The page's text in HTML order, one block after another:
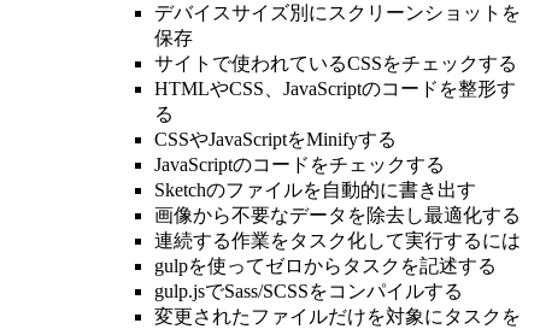
デバイスサイズ別にスクリーンショットを
保存
サイトで使われているCSSをチェックする
HTMLやCSS、JavaScriptのコードを整形す
る
CSSやJavaScriptをMinifyする
JavaScriptのコードをチェックする
Sketchのファイルを自動的に書き出す
画像から不要なデータを除去し最適化する
連続する作業をタスク化して実行するには
gulpを使ってゼロからタスクを記述する
gulp.jsでSass/SCSSをコンパイルする
変更されたファイルだけを対象にタスクを